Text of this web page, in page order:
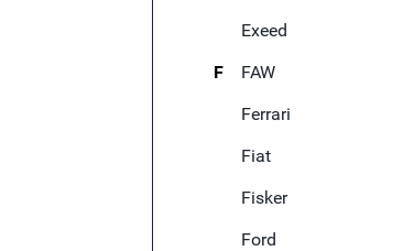
Exeed
F
FAW
Ferrari
Fiat
Fisker
Ford